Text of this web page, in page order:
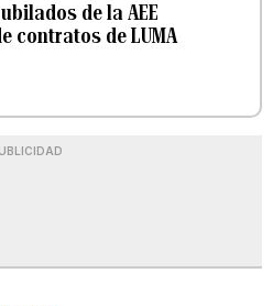
de la AEE
contratos de LUMA